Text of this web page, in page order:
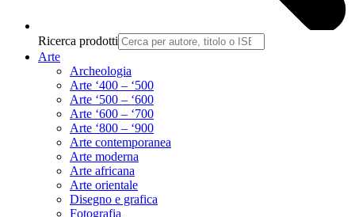
Ricerca prodotti
Arte
Archeologia
Arte ‘400 – ‘500
Arte ‘500 – ‘600
Arte ‘600 – ‘700
Arte ‘800 – ‘900
Arte contemporanea
Arte moderna
Arte africana
Arte orientale
Disegno e grafica
Fotografia